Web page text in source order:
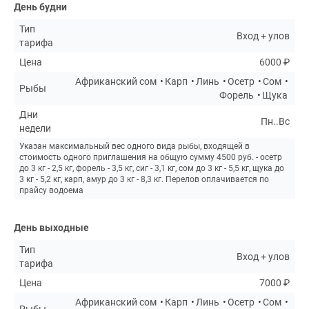
День будни
Тип
тарифа
Вход + улов
Цена 6000 ₽
Рыбы
Африканский сом Карп Линь Осетр
Сом
Форель
Щука
Дни
недели
Пн..Вс
Указан максимальный вес одного вида рыбы, входящей в
стоимость одного приглашения на общую сумму 4500 руб. - осетр
до 3 кг - 2,5 кг, форель - 3,5 кг, сиг - 3,1 кг, сом до 3 кг - 5,5 кг, щука до
3 кг - 5,2 кг, карп, амур до 3 кг - 8,3 кг. Перелов оплачивается по
прайсу водоема
День выходные
Тип
тарифа
Вход + улов
Цена 7000 ₽
Африканский сом Карп Линь Осетр Сом